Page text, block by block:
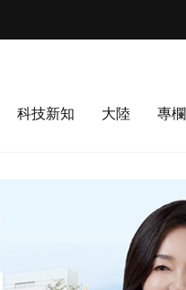
科技新知 大陸 專欄